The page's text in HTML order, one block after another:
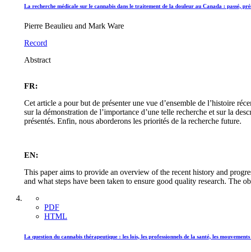
La recherche médicale sur le cannabis dans le traitement de la douleur au Canada : passé,
Pierre Beaulieu and Mark Ware
Record
Abstract
FR:
Cet article a pour but de présenter une vue d’ensemble de l’histoire
sur la démonstration de l’importance d’une telle recherche et sur la
présentés. Enfin, nous aborderons les priorités de la recherche future.
EN:
This paper aims to provide an overview of the recent history and
and what steps have been taken to ensure good quality research. The
PDF
HTML
La question du cannabis thérapeutique : les lois, les professionnels de la santé, les